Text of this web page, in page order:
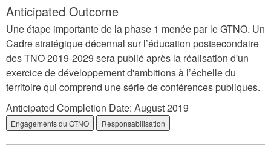
Anticipated Outcome
Une étape importante de la phase 1 menée par le GTNO. Un
Cadre stratégique décennal sur l’éducation postsecondaire
des TNO 2019-2029 sera publié après la réalisation d'un
exercice de développement d'ambitions à l’échelle du
territoire qui comprend une série de conférences publiques.
Anticipated Completion Date: August 2019
Engagements du GTNO Responsabilisation